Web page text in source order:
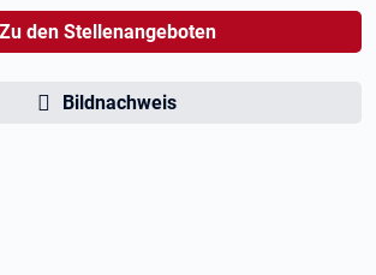
Zu den Stellenangeboten
Bildnachweis